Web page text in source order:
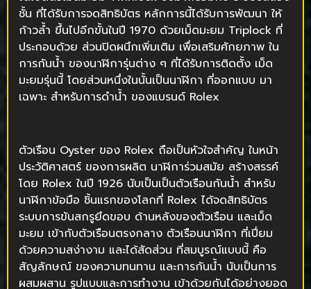
ชั้น ที่ได้รับการจดสิทธิบัตร หลักการนี้ได้รับการพัฒนา ให้
ก้าวล้ำ ขึ้นไปอีกขั้นในปี 1970 ด้วยเม็ดมะยม Triplock ที่
ประกอบด้วย ส่วนปิดผนึกเพิ่มเติม เพื่อเสริมศักยภาพ ใน
การกันน้ำ ของนาฬิการุ่นต่าง ๆ ที่ได้รับการติดตั้ง เม็ด
มะยมรุ่นนี้ โดยส่วนหนึ่งในนั้นเป็นนาฬิกา ที่ออกแบบ มา
เฉพาะ สำหรับการดำน้ำ ของแบรนด์ Rolex
ตัวเรือน Oyster ของ Rolex ถือเป็นหัวใจสำคัญ ในหน้า
ประวัติศาสตร์ ของการผลิต นาฬิการ่วมสมัย สร้างสรรค์
โดย Rolex ในปี 1926 นับเป็นเป็นตัวเรือนกันน้ำ สำหรับ
นาฬิกาข้อมือ ชิ้นแรกของโลกที่ Rolex ได้จดสิทธิบัตร
ระบบการขันสกรูยึดขอบ ด้านหลังของตัวเรือน และเม็ด
มะยม เข้ากับตัวเรือนตรงกลาง ตัวเรือนนาฬิกา ที่เปี่ยม
ด้วยความสง่างาม และได้สัดส่วน ที่สมบูรณ์แบบนี้ คือ
สัญลักษณ์ ของความทนทาน และการกันน้ำ นับเป็นการ
ผสมผสาน รูปแบบและการทำงาน เข้าด้วยกันได้อย่างยอด